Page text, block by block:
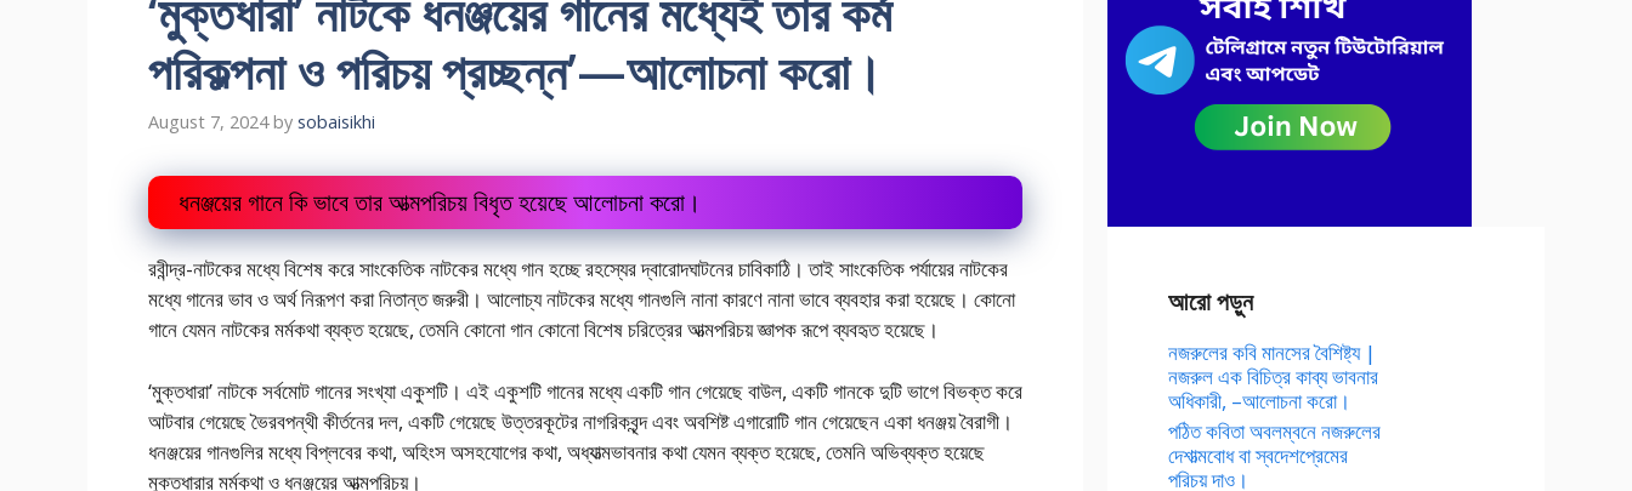
পরিকল্পনা ও পরিচয় প্রচ্ছন্ন’—আলোচনা করো।
August 7, 2024 by sobaisikhi
ধনঞ্জয়ের গানে কি ভাবে তার আত্মপরিচয় বিধৃত হয়েছে আলোচনা করো।
রবীন্দ্র-নাটকের মধ্যে বিশেষ করে সাংকেতিক নাটকের মধ্যে গান হচ্ছে রহস্যের দ্বারোদঘাটনের চাবিকাঠি। তাই সাংকেতিক পর্যায়ের নাটকের
মধ্যে গানের ভাব ও অর্থ নিরূপণ করা নিতান্ত জরুরী। আলোচ্য নাটকের মধ্যে গানগুলি নানা কারণে নানা ভাবে ব্যবহার করা হয়েছে। কোনো
গানে যেমন নাটকের মর্মকথা ব্যক্ত হয়েছে, তেমনি কোনো গান কোনো বিশেষ চরিত্রের আত্মপরিচয় জ্ঞাপক রূপে ব্যবহৃত হয়েছে।
‘মুক্তধারা’ নাটকে সর্বমোট গানের সংখ্যা একুশটি। এই একুশটি গানের মধ্যে একটি গান গেয়েছে বাউল, একটি গানকে দুটি ভাগে বিভক্ত করে
আটবার গেয়েছে ভৈরবপন্থী কীর্তনের দল, একটি গেয়েছে উত্তরকূটের নাগরিকবৃন্দ এবং অবশিষ্ট এগারোটি গান গেয়েছেন একা ধনঞ্জয় বৈরাগী।
ধনঞ্জয়ের গানগুলির মধ্যে বিপ্লবের কথা, অহিংস অসহযোগের কথা, অধ্যাত্মভাবনার কথা যেমন ব্যক্ত হয়েছে, তেমনি অভিব্যক্ত হয়েছে
মুক্তধারার মর্মকথা ও ধনঞ্জয়ের আত্মপরিচয়।
আরো পড়ুন
নজরুলের কবি মানসের বৈশিষ্ট্য |
নজরুল এক বিচিত্র কাব্য ভাবনার
অধিকারী, –আলোচনা করো।
পঠিত কবিতা অবলম্বনে নজরুলের
দেশাত্মবোধ বা স্বদেশপ্রেমের
পরিচয় দাও।